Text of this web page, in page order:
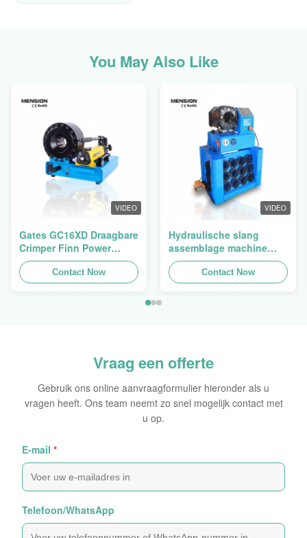
You May Also Like
VIDEO
Gates GC16XD Draagbare
Crimper Finn Power
P16HP Handmatige
Hydraulische Kabel
Crimper te koop
Contact Now
VIDEO
Hydraulische slang
assemblage machine
slang crimping machine
slang pers Finn Power
Swager
Contact Now
Vraag een offerte
Gebruik ons online aanvraagformulier hieronder als u
vragen heeft. Ons team neemt zo snel mogelijk contact met
u op.
E-mail *
Telefoon/WhatsApp